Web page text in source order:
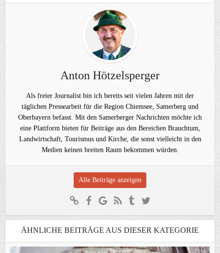
Anton Hötzelsperger
Als freier Journalist bin ich bereits seit vielen Jahren mit der
täglichen Pressearbeit für die Region Chiemsee, Samerberg und
Oberbayern befasst. Mit den Samerberger Nachrichten möchte ich
eine Plattform bieten für Beiträge aus den Bereichen Brauchtum,
Landwirtschaft, Tourismus und Kirche, die sonst vielleicht in den
Medien keinen breiten Raum bekommen würden.
Alle Beiträge anzeigen
ÄHNLICHE BEITRÄGE AUS DIESER KATEGORIE